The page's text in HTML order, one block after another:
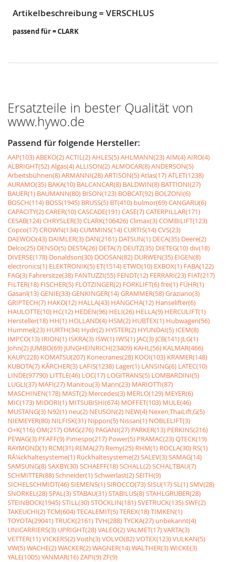
Artikelbeschreibung = VERSCHLUS
passend für = CLARK
Ersatzteile in bester Qualität von
www.hywo.de
Passend für folgende Hersteller:
AAP(103)ABEKO(2)ACTIL(2)AHLES(5)AHLMANN(23)AIM(4)AIRO(4)
ALBRIGHT(52)Algas(4)ALLISON(2)ALMOCAR(8)ANDERSON(5)
Arbeitsbühnen(8)ARMANNI(28)ARTISON(5)Atlas(17)ATLET(1238)
AURAMO(35) BAKA(10) BALCANCAR(8) BALDWIN(8) BATTIONI(27)
BAUER(1) BAUMANN(80) BISON(123) BOBCAT(92) BOLZONI(6)
BOSCH(114) BOSS(1945) BRUSS(5) BT(410) bulmor(69)CANGARU(6)
CAPACITY(2)CARER(10)CASCADE(191)CASE(7)CATERPILLAR(171)
CESAB(124)CHRYSLER(3)CLARK(106426)Climax(3)COMBILIFT(123)
Copco(17)CROWN(134)CUMMINS(14)CURTIS(14)CVS(23)
DAEWOO(43) DAIMLER(3) DAN(2161) DATSUN(1) DECA(35) Deere(2)
Delco(25) DENSO(5) DESTA(26) DETA(7) DEUTZ(35) DIETEG(10)div(18)
DIVERSE(178) Donaldson(30) DOOSAN(82) DURWEN(35) EIGEN(8)
electronics(1) ELEKTRONIK(5) ET(1514) ETWO(10) EXBOX(1) FABA(122)
FAG(3) Fahrersitze(38) FANTUZZI(55) FENDT(12) FERRARI(23) FIAT(217)
FILTER(18) FISCHER(5) FLÖTZINGER(2) FORKLIFT(6)frei(1) FÜHR(1)
Gasanl(13)GENIE(33)GENKINGER(14)GRAMMER(58)Graziano(3)
GRIPTECH(7) HAKO(12) HALLA(43) HANGCHA(12) Hanselifter(6)
HAULOTTE(10) HC(12) HEDEN(96) HELI(26) HELLA(9) HERCULIFT(1)
Hersteller(18) HH(1) HOLLAND(4) HSM(2) HUBTEX(1) Hubwagen(56)
Hummel(23) HURTH(34) Hydr(2) HYSTER(2) HYUNDAI(5) ICEM(8)
IMPCO(13) IRION(1) ISKRA(3) ISW(1) IWS(1) JAC(3) JCB(141) JLG(1)
John(2) JUMBO(69) JUNGHEINRICH(23409) KAHL(56) KALMAR(466)
KAUP(228) KOMATSU(207) Konecranes(28) KOOI(103) KRAMER(148)
KUBOTA(7) KÃRCHER(3) LAFIS(1238) Lager(1) LANSING(6) LATEC(10)
LINDE(97790) LITTLE(46) LOC(17) LOGITRANS(5) LOMBARDINI(5)
LUGLI(37) MAFI(27) Manitou(3) Mann(23) MARIOTTI(87)
MASCHINEN(178) MAST(2) Mercedes(3) MERLO(129) MEYER(6)
MIC(173) MIDORI(1) MITSUBISHI(674) MOFFET(103) MULE(46)
MUSTANG(3) N92(1) neu(2) NEUSON(2) NEW(4) Nexen,ThaiLift,G(5)
NIEMEYER(80) NILFISK(31) Nippon(5) Nissan(1) NOBLELIFT(3)
O+K(116)OM(217)OMG(276) PAGANI(27) PARKER(13) PERKINS(216)
PEWAG(3) PFAFF(9) Pimespo(217) Power(5) PRAMAC(23)QTECK(19)
RAYMOND(1) RCM(31) REMA(27) Remy(25) RHM(1) ROCLA(30) RS(1)
RÃ¼ckhaltesysteme(1) Rückhaltesysteme(2)SALEV(3)SAMAG(14)
SAMSUNG(8)SAXBY(30)SCHAEFF(18)SCHALL(2)SCHALTBAU(7)
SCHMITTER(88)Schneider(1)Schwerlast(2)SEITH(9)
SICHELSCHMIDT(46)SIEMENS(1)SIROCCO(73)SISU(17)SL(1)SMV(28)
SNORKEL(28)SPAL(3)STABAU(31)STABILUS(8)STAHLGRUBER(28)
STEINBOCK(1945)STILL(30)STÖCKLIN(181)SVETRUCK(135)SWF(2)
TAKEUCHI(2)TCM(604)TECALEMIT(5)TEREX(18)TIMKEN(1)
TOYOTA(29041)TRUCK(2161)TVH(288)TYCKA(27) unbekannt(4)
UNICARRIERS(3) UPRIGHT(28)VALEO(2)VALMET(17)VARTA(3)
VETTER(11)VICKERS(2)Voith(3)VOLVO(82)VOTEX(123)VULKAN(5)
VW(5)WACHE(2)WACKER(2)WAGNER(14)WALTHER(3)WICKE(3)
YALE(1005)YANMAR(16)ZAPI(9)ZF(9)